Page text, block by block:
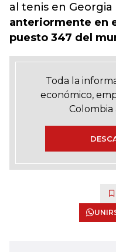
al tenis en Georgia
anteriormente en
puesto 347 del
Toda la
económico,
Colombia